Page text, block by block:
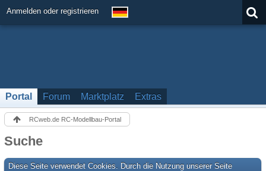
Anmelden oder registrieren
Portal Forum Marktplatz Extras
RCweb.de RC-Modellbau-Portal
Suche
Diese Seite verwendet Cookies. Durch die Nutzung unserer Seite